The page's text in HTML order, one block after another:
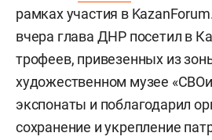
рамках участия в
вчера глава ДНР посетил в
трофеев, привезенных из
художественном музее
экспонаты и поблагодарил
сохранение и укрепление